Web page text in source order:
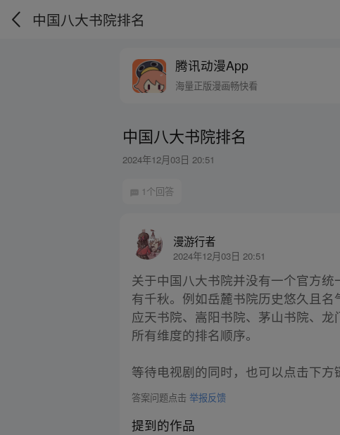
中国八大书院排名
腾讯动漫App
海量正版漫画畅快看
中国八大书院排名
2024年12月03日 20:51
1个回答
漫游行者
2024年12月03日 20:51
关于中国八大书院并没有一个官方
有千秋。例如岳麓书院历史悠久且
应天书院、嵩阳书院、茅山书院、
所有维度的排名顺序。
等待电视剧的同时，也可以点击下方
答案问题点击举报反馈
提到的作品